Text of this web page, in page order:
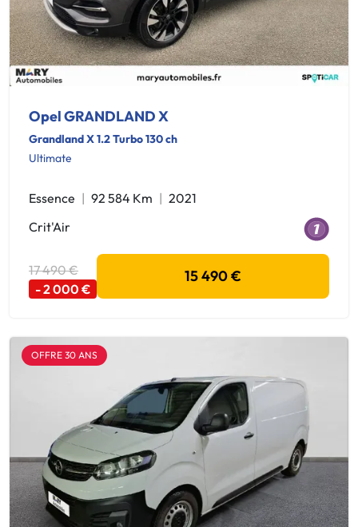
Opel GRANDLAND X
Grandland X 1.2 Turbo 130 ch
Ultimate
Essence 92 584 Km
2021
Crit'Air
17 490 €
- 2 000 €
15 490 €
OFFRE 30 ANS